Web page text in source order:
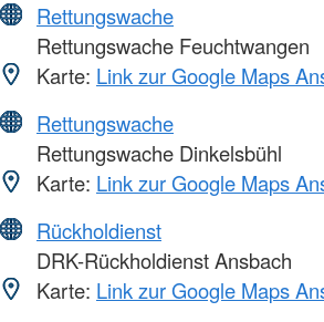
Rettungswache
Rettungswache Feuchtwangen
Karte: Link zur Google Maps
Rettungswache
Rettungswache Dinkelsbühl
Karte: Link zur Google Maps
Rückholdienst
DRK-Rückholdienst Ansbach
Karte: Link zur Google Maps